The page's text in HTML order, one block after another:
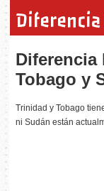
Diferencia
Tobago y
Trinidad y Tobago
ni Sudán están